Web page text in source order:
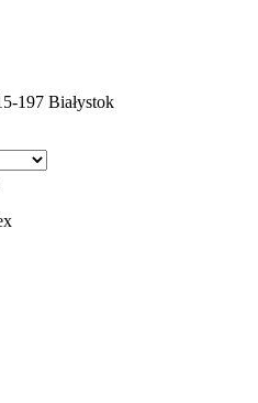
197 Białystok
Sika, Bostik, Alchimika, MC-